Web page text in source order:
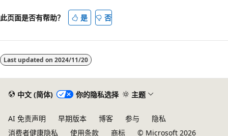
此页面是否有帮助？ 是 否
Last updated on 2024/11/20
中文 (简体) 你的隐私选择 主题
AI 免责声明 早期版本 博客 参与
隐私
消费者健康隐私
使用条款 商标 © Microsoft 2026